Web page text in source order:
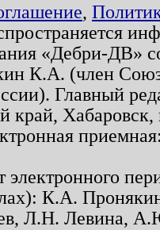
,
«Дебри-ДВ»
К.А. (член
Главный
край,
электронного
К.А.
Л.Н. Левина,